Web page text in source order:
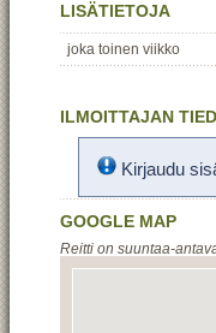
LISÄTIETOJA
joka toinen viikko
ILMOITTAJAN
Kirjaudu
GOOGLE MAP
Reitti on suuntaa-